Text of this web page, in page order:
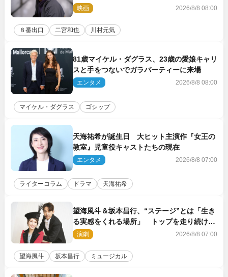
コメント到着
映画 2026/8/8 08:00
８番出口 二宮和也 川村元気
81歳マイケル・ダグラス、23歳の愛娘キャリ
スと手をつないでガラパーティーに来場
エンタメ 2026/8/8 08:00
マイケル・ダグラス ゴシップ
天海祐希が誕生日 大ヒット主演作『女王の
教室』児童役キャストたちの現在
エンタメ 2026/8/8 07:00
ライターコラム ドラマ 天海祐希
望海風斗＆坂本昌行、“ステージ”とは「生き
る実感をくれる場所」 トップを走り続ける
原動力を語る
演劇 2026/8/8 07:00
望海風斗 坂本昌行 ミュージカル